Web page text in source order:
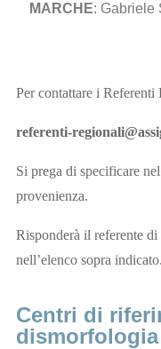
MARCHE: Gabriele
Per contattare i Referenti
referenti-
Si prega di specificare
provenienza.
Risponderà il referente
nell’elenco sopra indicato.
Centri di
dismorfologia